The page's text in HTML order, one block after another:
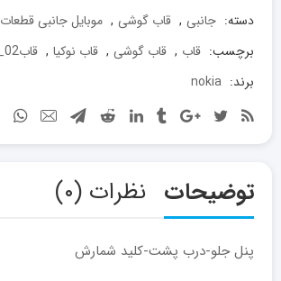
دسته: جانبی , قاب گوشی , موبایل جانبی قطعات
برچسب: قاب , قاب گوشی , قاب نوکیا , قابX3_02
برند: nokia
توضیحات نظرات (۰)
پنل جلو-درب پشت-کلید شمارش